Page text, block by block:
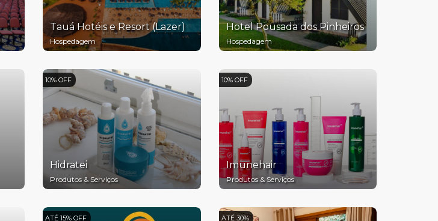
Tauá Hotéis e Resort (Lazer)
Hospedagem
Hotel Pousada dos Pinheiros
Hospedagem
10% OFF
Hidratei
Produtos & Serviços
10% OFF
Imunehair
Produtos & Serviços
ATÉ 15% OFF ATÉ 30%